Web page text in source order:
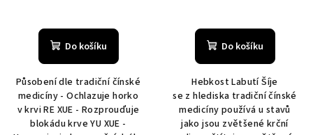
Do košíku
Působení dle tradiční čínské
medicíny - Ochlazuje horko
v krvi RE XUE - Rozprouďuje
blokádu krve YU XUE -
hodnocení
produktu
z
5
hvězdiček.
Do košíku
Hebkost Labutí Šíje
se z hlediska tradiční čínské
medicíny používá u stavů
jako jsou zvětšené krční